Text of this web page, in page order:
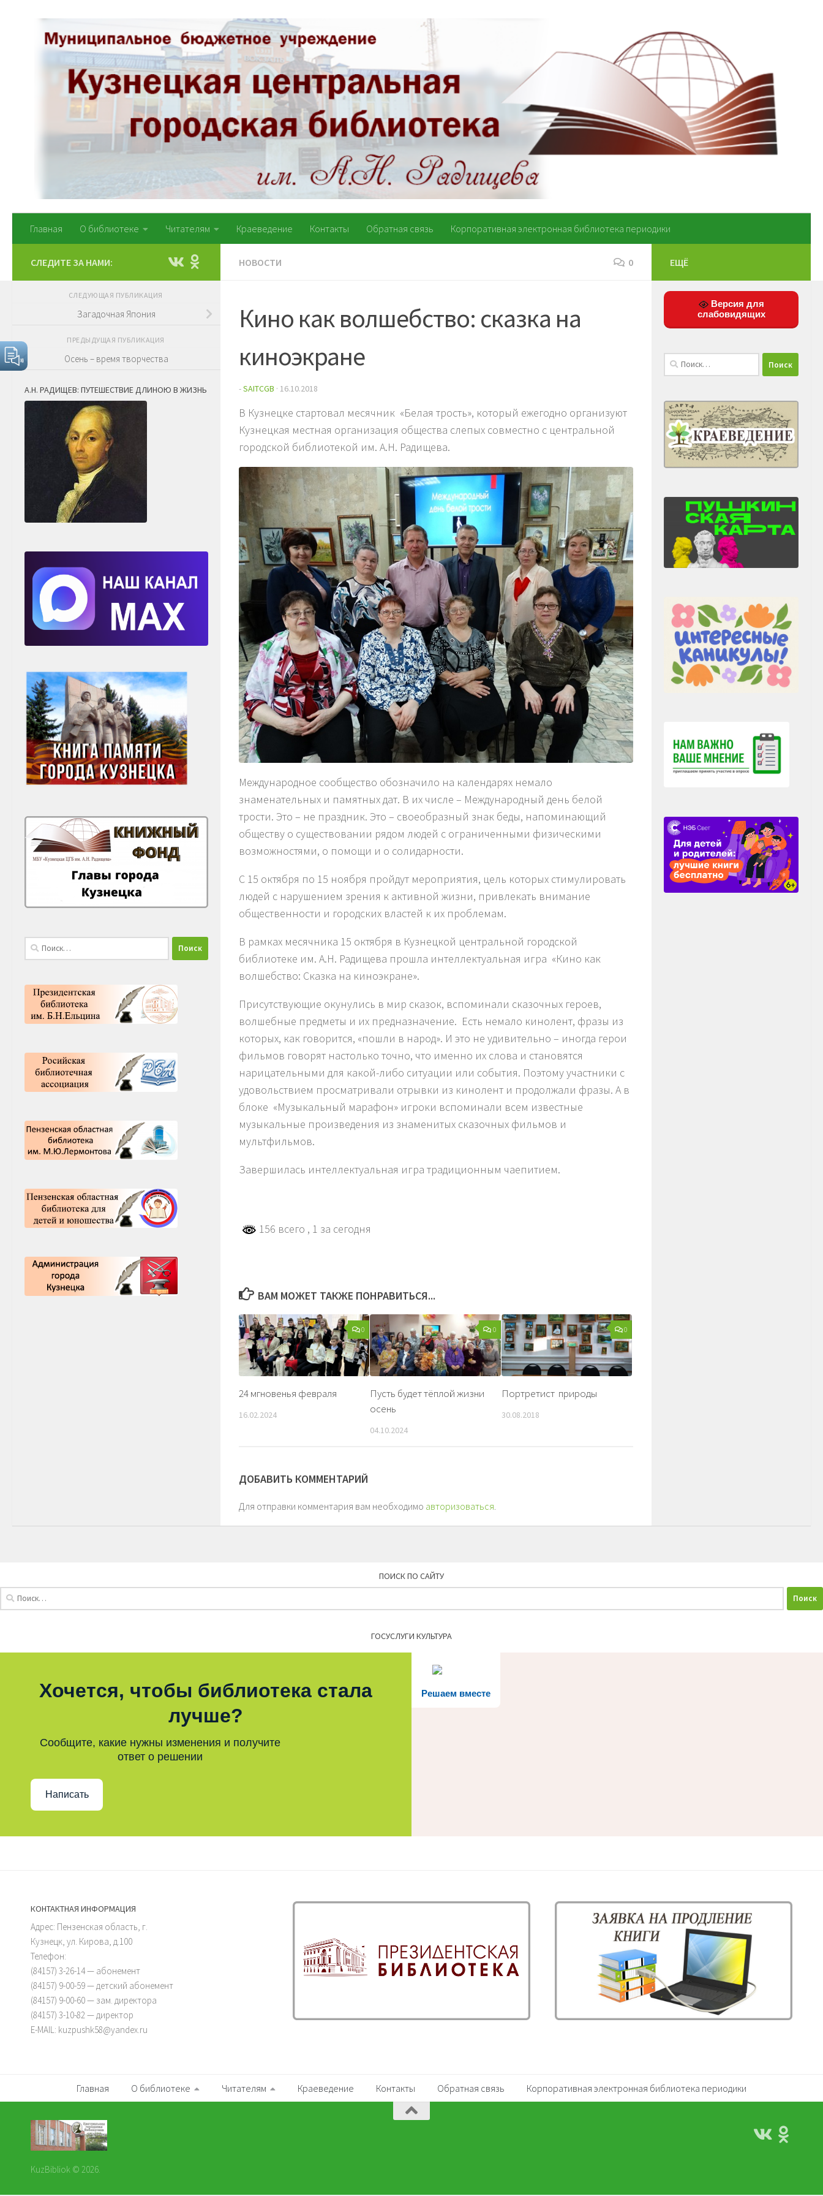
Перейти к содержимому
Главная О библиотеке Читателям Краеведение Контакты Обратная связь Корпоративная электронная библиотека периодики
НОВОСТИ 0
Кино как волшебство: сказка на
киноэкране
-SAITCGB · 16.10.2018
В Кузнецке стартовал месячник «Белая трость», который ежегодно организуют
Кузнецкая местная организация общества слепых совместно с центральной
городской библиотекой им. А.Н. Радищева.
Международное сообщество обозначило на календарях немало
знаменательных и памятных дат. В их числе – Международный день белой
трости. Это – не праздник. Это – своеобразный знак беды, напоминающий
обществу о существовании рядом людей с ограниченными физическими
возможностями, о помощи и о солидарности.
С 15 октября по 15 ноября пройдут мероприятия, цель которых стимулировать
людей с нарушением зрения к активной жизни, привлекать внимание
общественности и городских властей к их проблемам.
В рамках месячника 15 октября в Кузнецкой центральной городской
библиотеке им. А.Н. Радищева прошла интеллектуальная игра «Кино как
волшебство: Сказка на киноэкране».
Присутствующие окунулись в мир сказок, вспоминали сказочных героев,
волшебные предметы и их предназначение. Есть немало кинолент, фразы из
которых, как говорится, «пошли в народ». И это не удивительно – иногда герои
фильмов говорят настолько точно, что именно их слова и становятся
нарицательными для какой-либо ситуации или события. Поэтому участники с
удовольствием просматривали отрывки из кинолент и продолжали фразы. А в
блоке «Музыкальный марафон» игроки вспоминали всем известные
музыкальные произведения из знаменитых сказочных фильмов и
мультфильмов.
Завершилась интеллектуальная игра традиционным чаепитием.
156 всего , 1 за сегодня
ВАМ МОЖЕТ ТАКЖЕ ПОНРАВИТЬСЯ...
0
24 мгновенья февраля
16.02.2024
0
Пусть будет тёплой жизни
осень
04.10.2024
0
Портретист природы
30.08.2018
ДОБАВИТЬ КОММЕНТАРИЙ
Для отправки комментария вам необходимо авторизоваться
СЛЕДИТЕ ЗА НАМИ:
СЛЕДУЮЩАЯ ПУБЛИКАЦИЯ
Загадочная Япония
ПРЕДЫДУЩАЯ ПУБЛИКАЦИЯ
Осень – время творчества
А.Н. РАДИЩЕВ: ПУТЕШЕСТВИЕ ДЛИНОЮ В ЖИЗНЬ
Найти:
ЕЩЁ
Версия для
слабовидящих
Найти:
ПОИСК ПО САЙТУ
ГОСУСЛУГИ КУЛЬТУРА
Решаем вместе
Хочется, чтобы библиотека стала
лучше?
Сообщите, какие нужны изменения и получите
ответ о решении
Написать
КОНТАКТНАЯ ИНФОРМАЦИЯ
Адрес: Пензенская область, г.
Кузнецк, ул. Кирова, д.100
Телефон:
(84157) 3-26-14 — абонемент
(84157) 9-00-59 — детский абонемент
(84157) 9-00-60 — зам. директора
(84157) 3-10-82 — директор
E-MAIL: kuzpushk58@yandex.ru
Главная О библиотеке Читателям Краеведение Контакты Обратная связь Корпоративная электронная библиотека периодики
KuzBibliok © 2026.